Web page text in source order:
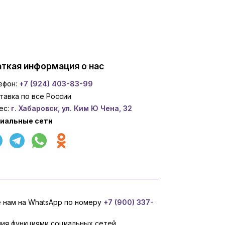
информация о нас
+7 (924) 403-83-99
по все России
г. Хабаровск, ул. Ким Ю Чена, 32
сети
на WhatsApp по номеру +7 (900) 337-
функциями социальных сетей,